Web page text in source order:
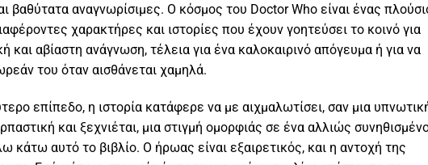
βαθύτατα αναγνωρίσιμες. Ο κόσμος του Doctor Who είναι ένας
χαρακτήρες και ιστορίες που έχουν γοητεύσει το κοινό για
και αβίαστη ανάγνωση, τέλεια για ένα καλοκαιρινό απόγευμα ή για να
του όταν αισθάνεται χαμηλά.
επίπεδο, η ιστορία κατάφερε να με αιχμαλωτίσει, σαν μια
και ξεχνιέται, μια στιγμή ομορφιάς σε ένα αλλιώς
κάτω αυτό το βιβλίο. Ο ήρωας είναι εξαιρετικός, και η αντοχή της